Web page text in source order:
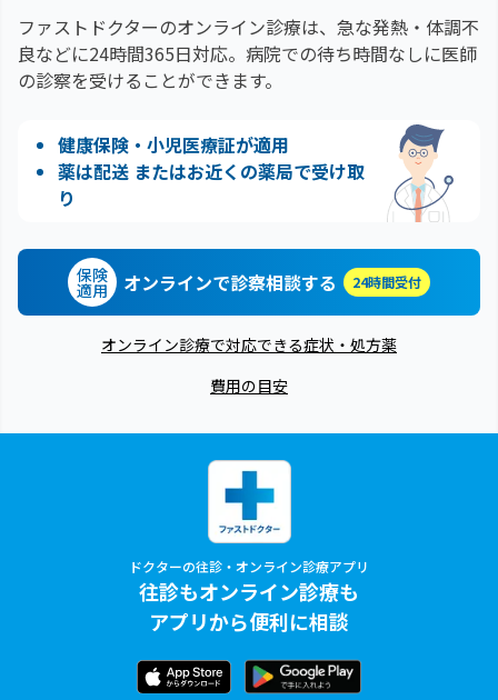
ファストドクターのオンライン診療は、急な発熱・体調不
良などに24時間365日対応。 病院での待ち時間なしに医師
の診察を受けることができます。
健康保険・小児医療証が適用
薬は配送 またはお近くの薬局で受け取
り
保険
適用 オンラインで診察相談する 24時間受付
オンライン診療で対応できる症状・処方薬
費用の目安
ドクターの往診・オンライン診療アプリ
往診もオンライン診療も
アプリから便利に相談